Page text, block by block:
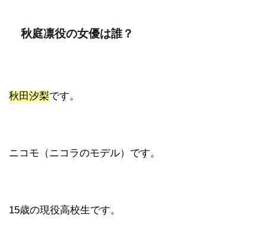
秋庭凛役の女優は誰？
秋田汐梨です。
ニコモ（ニコラのモデル）です。
15歳の現役高校生です。